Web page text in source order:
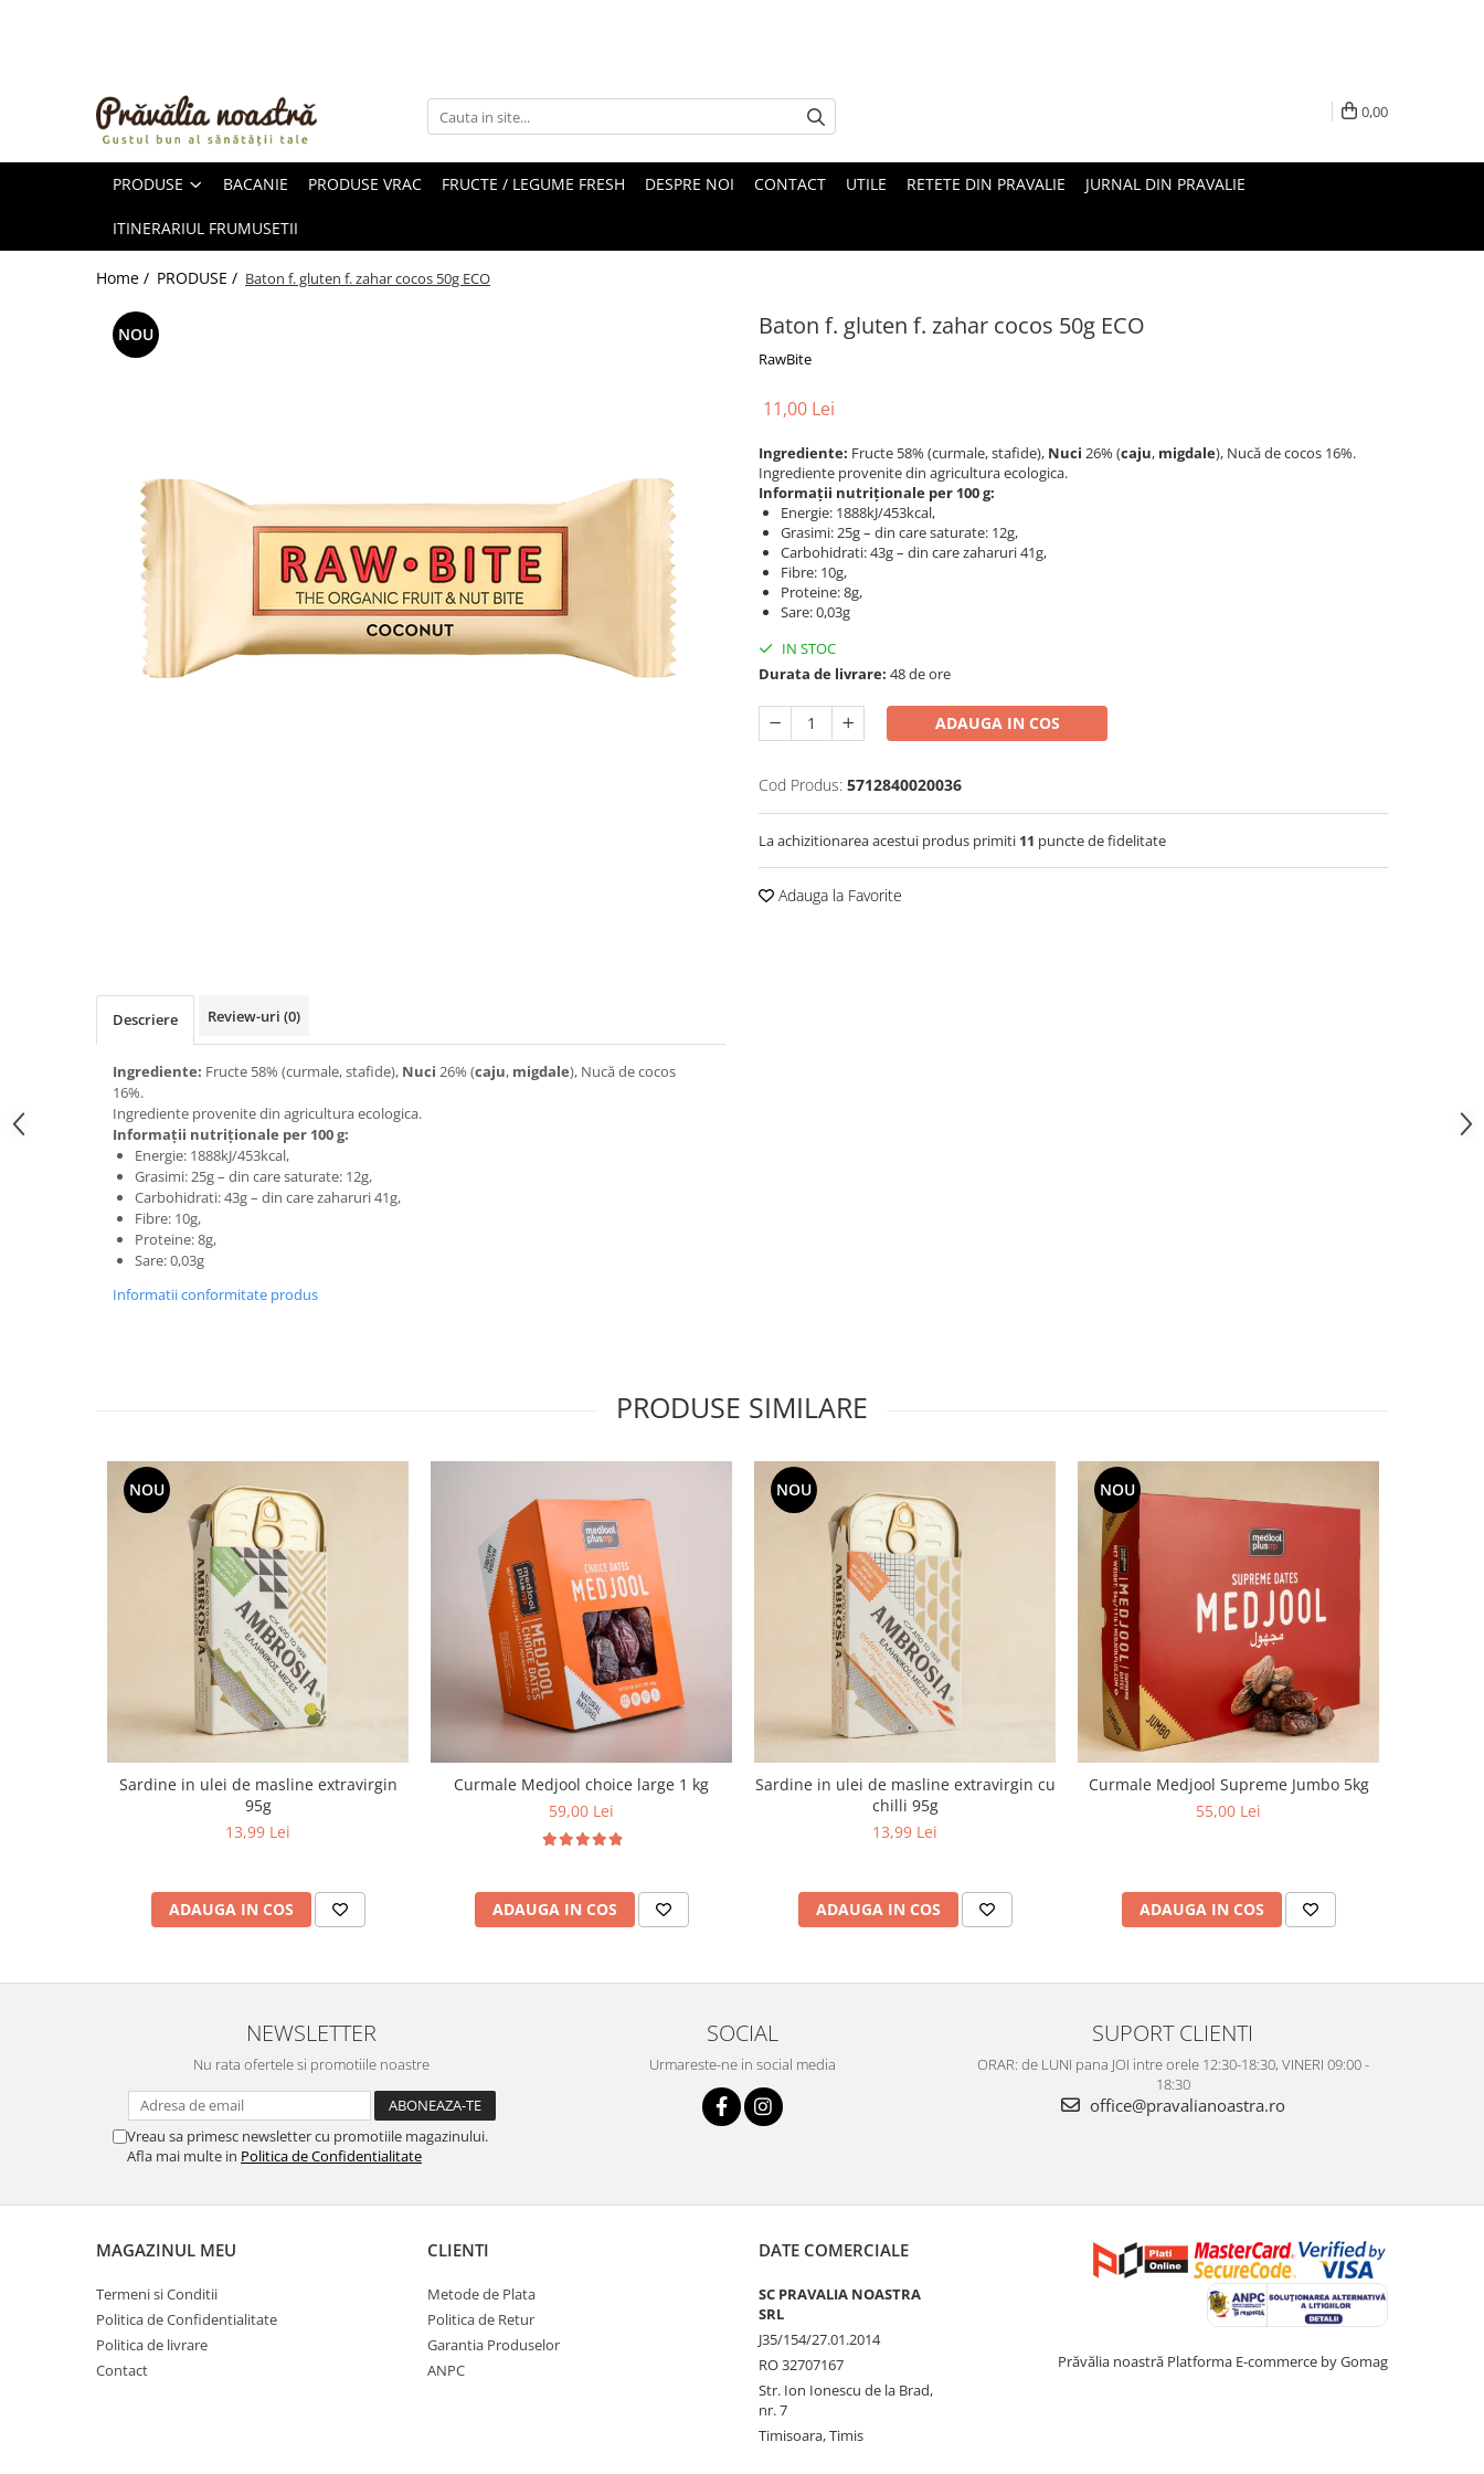
ULEIURI ȘI UNTURI
FRUCTE DESHIDRATATE
FRUCTE LA CONSERVĂ
OȚETURI ȘI SOSURI
CREME ȘI PASTE TARTINABILE
CEAIURI GRECEȘTI
CIOCOLATĂ ȘI CACAO
HEALTHY SNACKS
0,00
PRODUSE BACANIE PRODUSE VRAC FRUCTE / LEGUME FRESH DESPRE NOI CONTACT UTILE RETETE DIN PRAVALIE JURNAL DIN PRAVALIE
ITINERARIUL FRUMUSETII
Home / PRODUSE / Baton f. gluten f. zahar cocos 50g ECO
Baton f. gluten f. zahar cocos 50g ECO
RawBite
NOU
11,00 Lei
Ingrediente: Fructe 58% (curmale, stafide), Nuci 26% (caju, migdale), Nucă de cocos 16%.
Ingrediente provenite din agricultura ecologica.
Informații nutriționale per 100 g:
Energie: 1888kJ/453kcal,
Grasimi: 25g – din care saturate: 12g,
Carbohidrati: 43g – din care zaharuri 41g,
Fibre: 10g,
Proteine: 8g,
Sare: 0,03g
IN STOC
Durata de livrare: 48 de ore
ADAUGA IN COS
Cod Produs: 5712840020036
La achizitionarea acestui produs primiti 11 puncte de fidelitate
Adauga la Favorite
Descriere Review-uri (0)
Ingrediente: Fructe 58% (curmale, stafide), Nuci 26% (caju, migdale), Nucă de cocos
16%.
Ingrediente provenite din agricultura ecologica.
Informații nutriționale per 100 g:
Energie: 1888kJ/453kcal,
Grasimi: 25g – din care saturate: 12g,
Carbohidrati: 43g – din care zaharuri 41g,
Fibre: 10g,
Proteine: 8g,
Sare: 0,03g
Informatii conformitate produs
PRODUSE SIMILARE
NOU
Sardine in ulei de masline extravirgin
95g
13,99 Lei
ADAUGA IN COS
Curmale Medjool choice large 1 kg
59,00 Lei
ADAUGA IN COS
NOU
Sardine in ulei de masline extravirgin cu
chilli 95g
13,99 Lei
ADAUGA IN COS
NOU
Curmale Medjool Supreme Jumbo 5kg
55,00 Lei
ADAUGA IN COS
NEWSLETTER
Nu rata ofertele si promotiile noastre
Vreau sa primesc newsletter cu promotiile magazinului.
Afla mai multe in Politica de Confidentialitate
SOCIAL
Urmareste-ne in social media
SUPORT CLIENTI
ORAR: de LUNI pana JOI intre orele 12:30-18:30, VINERI 09:00 -
18:30
office@pravalianoastra.ro
MAGAZINUL MEU
Termeni si Conditii
Politica de Confidentialitate
Politica de livrare
Contact
CLIENTI
Metode de Plata
Politica de Retur
Garantia Produselor
ANPC
DATE COMERCIALE
SC PRAVALIA NOASTRA
SRL
J35/154/27.01.2014
RO 32707167
Str. Ion Ionescu de la Brad,
nr. 7
Timisoara, Timis
Prăvălia noastră Platforma E-commerce by Gomag